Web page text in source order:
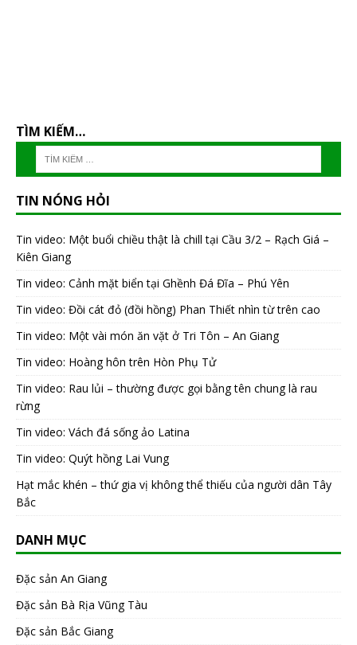
TÌM KIẾM…
TIN NÓNG HỎI
Tin video: Một buổi chiều thật là chill tại Cầu 3/2 – Rạch Giá –
Kiên Giang
Tin video: Cảnh mặt biển tại Ghềnh Đá Đĩa – Phú Yên
Tin video: Đồi cát đỏ (đồi hồng) Phan Thiết nhìn từ trên cao
Tin video: Một vài món ăn vặt ở Tri Tôn – An Giang
Tin video: Hoàng hôn trên Hòn Phụ Tử
Tin video: Rau lủi – thường được gọi bằng tên chung là rau
rừng
Tin video: Vách đá sống ảo Latina
Tin video: Quýt hồng Lai Vung
Hạt mắc khén – thứ gia vị không thể thiếu của người dân Tây
Bắc
DANH MỤC
Đặc sản An Giang
Đặc sản Bà Rịa Vũng Tàu
Đặc sản Bắc Giang